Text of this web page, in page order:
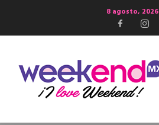
8 agosto, 2026